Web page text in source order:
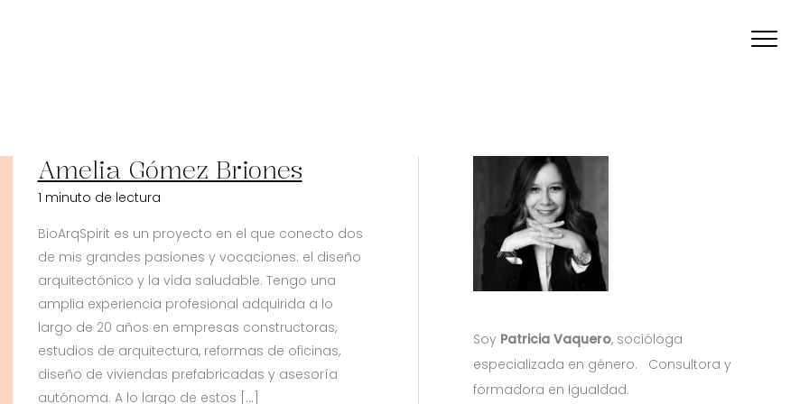
Amelia Gómez Briones
1 minuto de lectura
BioArqSpirit es un proyecto en el que conecto dos
de mis grandes pasiones y vocaciones: el diseño
arquitectónico y la vida saludable. Tengo una
amplia experiencia profesional adquirida a lo
largo de 20 años en empresas constructoras,
estudios de arquitectura, reformas de oficinas,
diseño de viviendas prefabricadas y asesoría
autónoma. A lo largo de estos […]
Amelia
Gómez
Soy Patricia Vaquero, socióloga
especializada en género. Consultora y
formadora en Igualdad.